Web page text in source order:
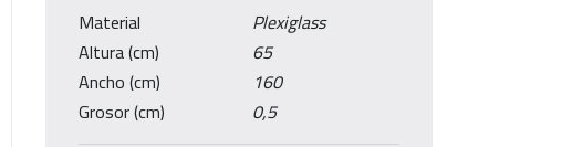
Material
Plexiglass
Altura (cm)
65
Ancho (cm)
160
Grosor (cm)
0,5